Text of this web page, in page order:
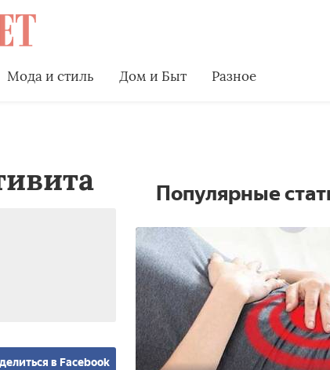
Мода и стиль Дом и Быт Разное
в Facebook
Популярные